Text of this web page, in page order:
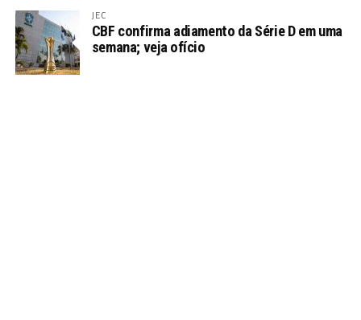
JEC
CBF confirma adiamento da Série D em uma
semana; veja ofício